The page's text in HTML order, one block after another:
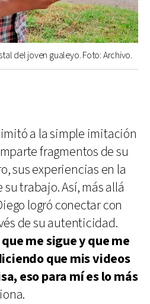
del joven gualeyo. Foto: Archivo.
a la simple imitación
fragmentos de su
sus experiencias en la
trabajo. Así, más allá
logró conectar con
de su autenticidad.
me sigue y que me
que mis videos
eso para mí es lo más